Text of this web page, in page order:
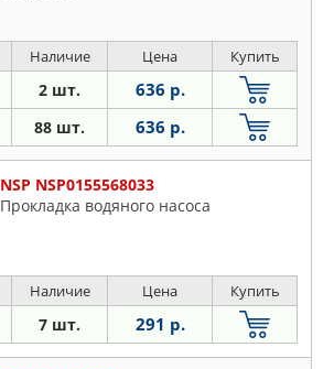
Наличие Цена Купить
2 шт. 636 р.
88 шт. 636 р.
NSP NSP0155568033
Прокладка водяного насоса
Наличие Цена Купить
7 шт. 291 р.